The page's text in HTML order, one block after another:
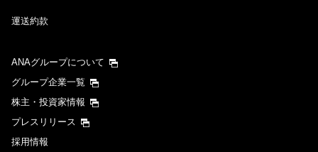
運送約款
ANAグループについて
グループ企業一覧
株主・投資家情報
プレスリリース
採用情報